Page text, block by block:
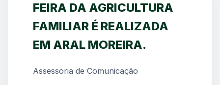
FEIRA DA AGRICULTURA
FAMILIAR É REALIZADA
EM ARAL MOREIRA.
Assessoria de Comunicação